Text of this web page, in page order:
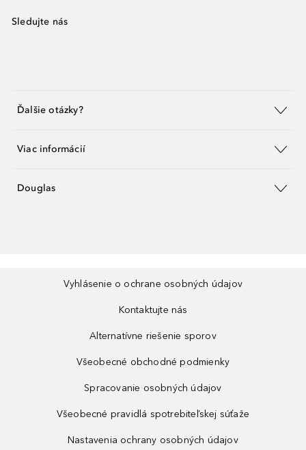
Sledujte nás
Ďalšie otázky?
Viac informácií
Douglas
Vyhlásenie o ochrane osobných údajov
Kontaktujte nás
Alternatívne riešenie sporov
Všeobecné obchodné podmienky
Spracovanie osobných údajov
Všeobecné pravidlá spotrebiteľskej súťaže
Nastavenia ochrany osobných údajov